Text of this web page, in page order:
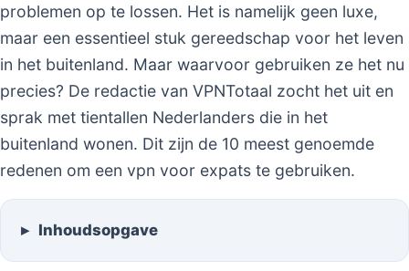
problemen op te lossen. Het is namelijk geen luxe,
maar een essentieel stuk gereedschap voor het leven
in het buitenland. Maar waarvoor gebruiken ze het nu
precies? De redactie van VPNTotaal zocht het uit en
sprak met tientallen Nederlanders die in het
buitenland wonen. Dit zijn de 10 meest genoemde
redenen om een vpn voor expats te gebruiken.
Inhoudsopgave